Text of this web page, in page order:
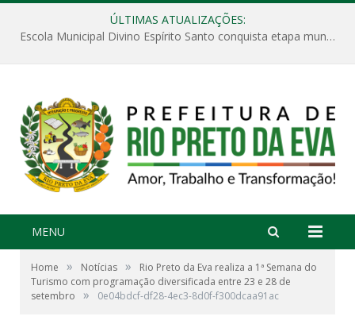
ÚLTIMAS ATUALIZAÇÕES:
Escola Municipal Divino Espírito Santo conquista etapa municipal da V Feira Amazonense de Matemática
MENU
Home » Notícias »
Rio Preto da Eva realiza a 1ª Semana do
Turismo com programação diversificada entre 23 e 28 de
setembro
» 0e04bdcf-df28-4ec3-8d0f-f300dcaa91ac